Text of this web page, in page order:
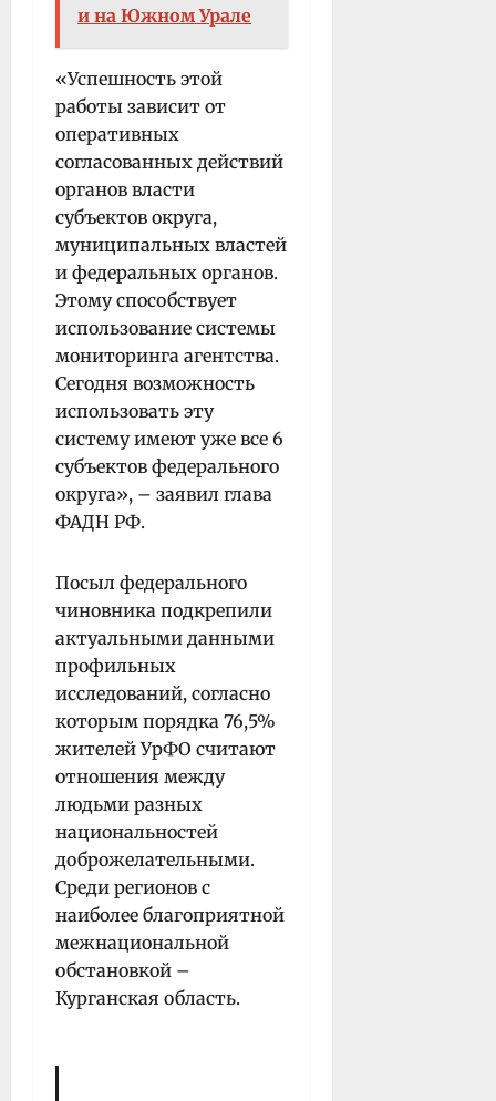
и на Южном Урале
«Успешность этой
работы зависит от
оперативных
согласованных действий
органов власти
субъектов округа,
муниципальных властей
и федеральных органов.
Этому способствует
использование системы
мониторинга агентства.
Сегодня возможность
использовать эту
систему имеют уже все 6
субъектов федерального
округа», – заявил глава
ФАДН РФ.
Посыл федерального
чиновника подкрепили
актуальными данными
профильных
исследований, согласно
которым порядка 76,5%
жителей УрФО считают
отношения между
людьми разных
национальностей
доброжелательными.
Среди регионов с
наиболее благоприятной
межнациональной
обстановкой –
Курганская область.